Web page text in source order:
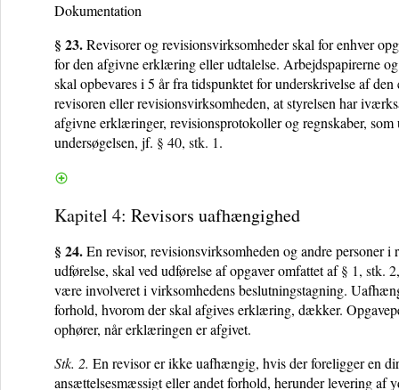
Dokumentation
§ 23.Revisorer og revisionsvirksomheder skal for enhver
for den afgivne erklæring eller udtalelse. Arbejdspapirerne
skal opbevares i 5 år fra tidspunktet for underskrivelse af
revisoren eller revisionsvirksomheden, at styrelsen har
afgivne erklæringer, revisionsprotokoller og regnskaber,
undersøgelsen, jf. § 40, stk. 1.
Kapitel 4: Revisors uafhængighed
§ 24.En revisor, revisionsvirksomheden og andre personer
udførelse, skal ved udførelse af opgaver omfattet af§ 1, stk. 2
være involveret i virksomhedens beslutningstagning.
forhold, hvorom der skal afgives erklæring, dækker.
ophører, når erklæringen er afgivet.
Stk. 2. En revisor er ikke uafhængig, hvis der foreligger en
ansættelsesmæssigt eller andet forhold, herunder levering af